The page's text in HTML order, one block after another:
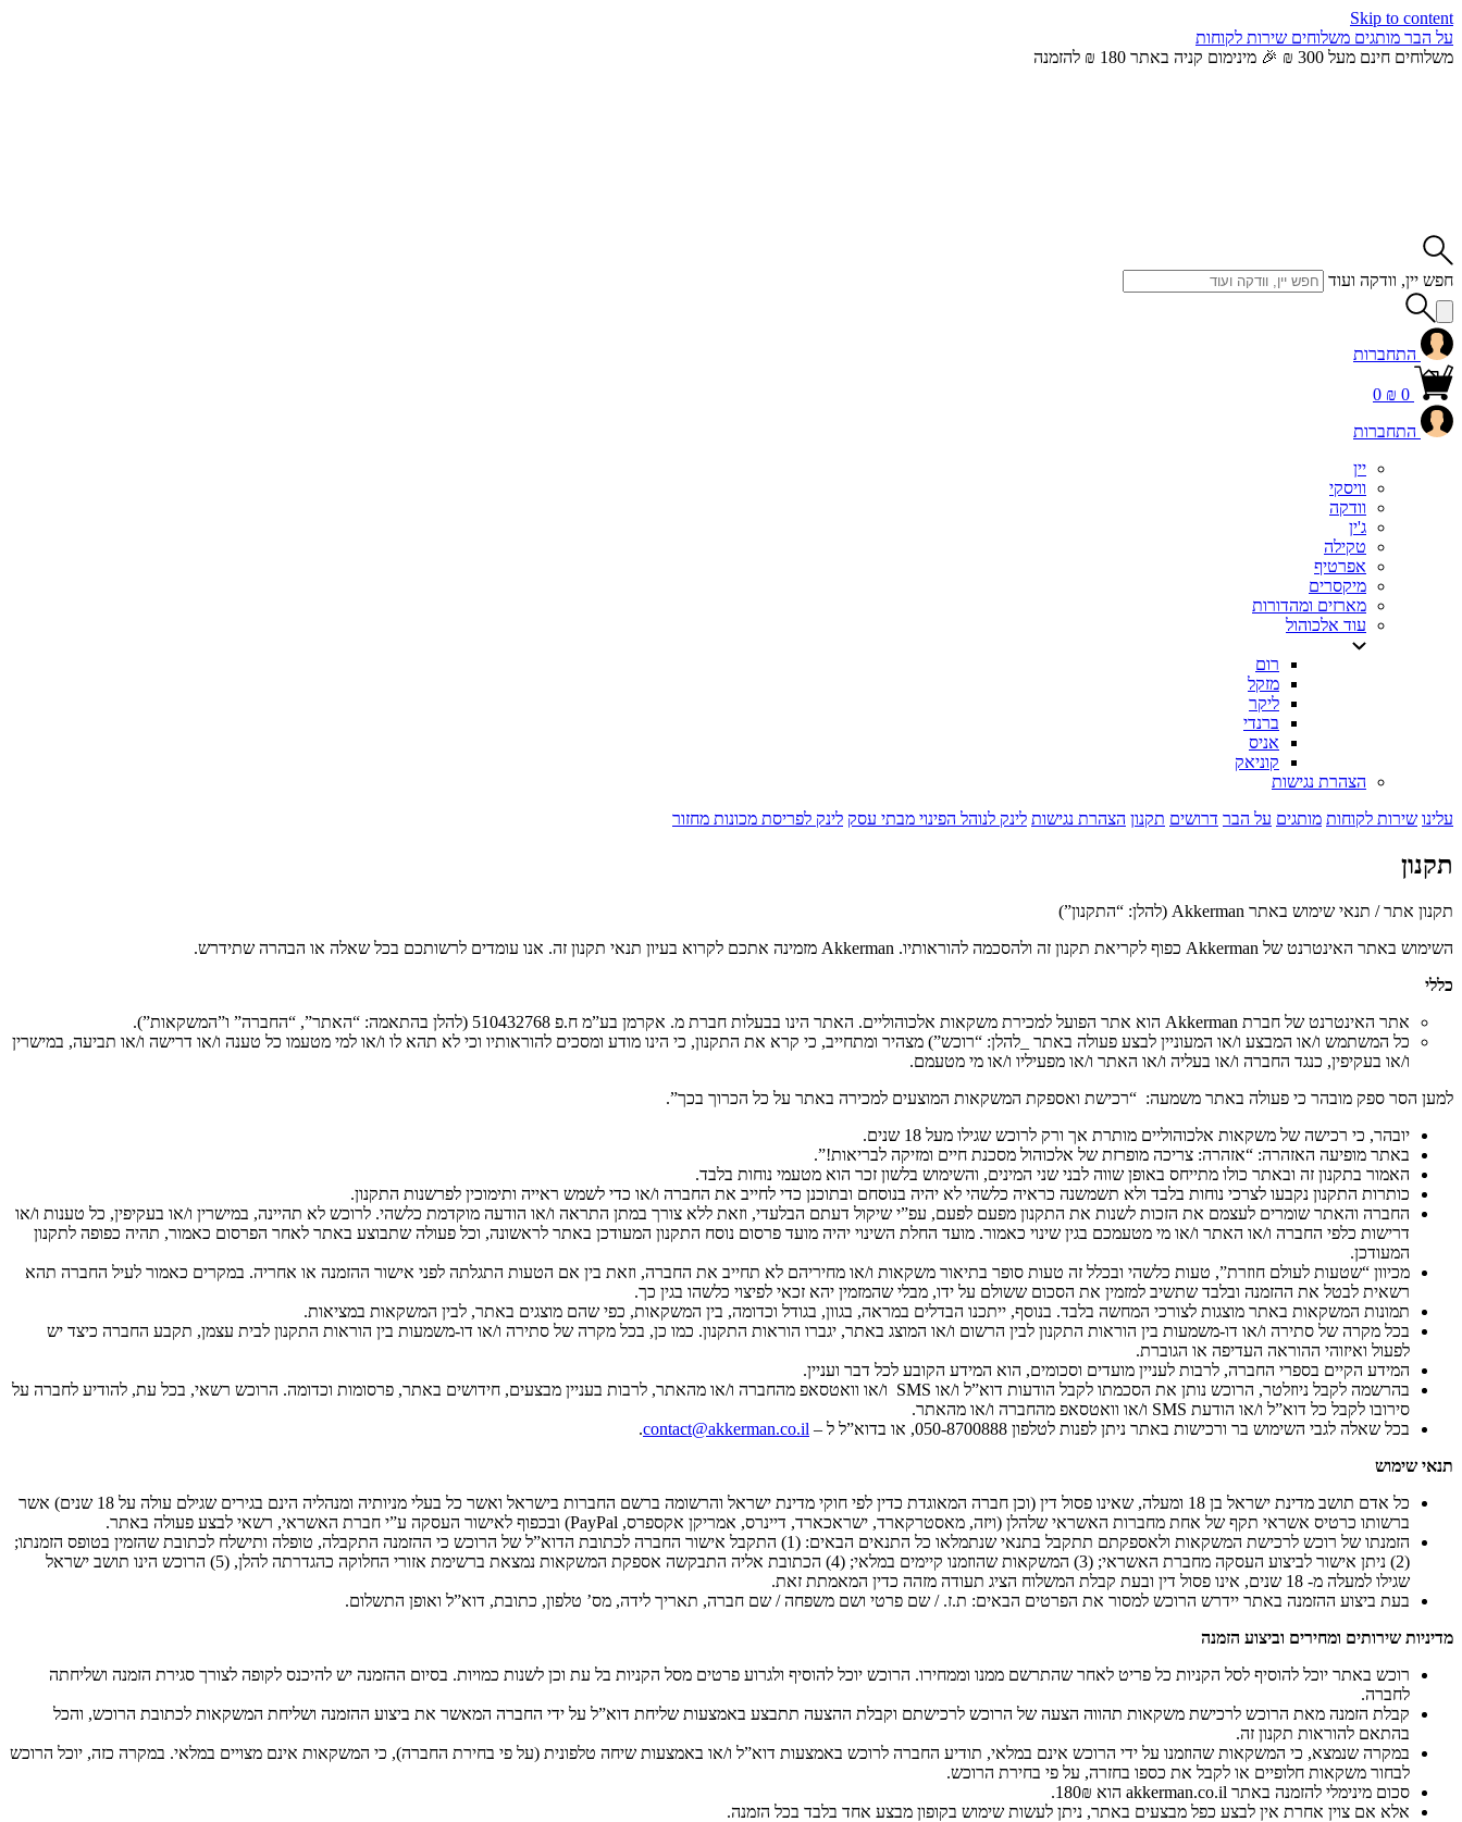
Skip to content
על הבר מותגים משלוחים שירות לקוחות
משלוחים חינם מעל 300 ₪ 🎉 מינימום קניה באתר 180 ₪ להזמנה
חפש יין, וודקה ועוד
התחברות
0
0 ₪
התחברות
יין
וויסקי
וודקה
ג'ין
טקילה
אפרטיף
מיקסרים
מארזים ומהדורות
עוד אלכוהול
רום
מזקל
ליקר
ברנדי
אניס
קוניאק
הצהרת נגישות
עלינו שירות לקוחות מותגים על הבר דרושים תקנון הצהרת נגישות לינק לנוהל הפינוי מבתי עסק לינק לפריסת מכונות מחזור
תקנון
תקנון אתר / תנאי שימוש באתר Akkerman (להלן: “התקנון”)
השימוש באתר האינטרנט של Akkerman כפוף לקריאת תקנון זה ולהסכמה להוראותיו. Akkerman מזמינה אתכם לקרוא בעיון תנאי תקנון זה. אנו עומדים לרשותכם בכל שאלה או הבהרה שתידרש.
כללי
אתר האינטרנט של חברת Akkerman הוא אתר הפועל למכירת משקאות אלכוהוליים. האתר הינו בבעלות חברת מ. אקרמן בע”מ ח.פ 510432768 (להלן בהתאמה: “האתר”, “החברה” ו”המשקאות”).
כל המשתמש ו/או המבצע ו/או המעוניין לבצע פעולה באתר _להלן: “רוכש”) מצהיר ומתחייב, כי קרא את התקנון, כי הינו מודע ומסכים להוראותיו וכי לא תהא לו ו/או למי מטעמו כל טענה ו/או דרישה ו/או תביעה, במישרין
ו/או בעקיפין, כנגד החברה ו/או בעליה ו/או האתר ו/או מפעיליו ו/או מי מטעמם.
למען הסר ספק מובהר כי פעולה באתר משמעה: “רכישת ואספקת המשקאות המוצעים למכירה באתר על כל הכרוך בכך”.
יובהר, כי רכישה של משקאות אלכוהוליים מותרת אך ורק לרוכש שגילו מעל 18 שנים.
באתר מופיעה האזהרה: “אזהרה: צריכה מופרזת של אלכוהול מסכנת חיים ומזיקה לבריאות!”.
האמור בתקנון זה ובאתר כולו מתייחס באופן שווה לבני שני המינים, והשימוש בלשון זכר הוא מטעמי נוחות בלבד.
כותרות התקנון נקבעו לצרכי נוחות בלבד ולא תשמשנה כראיה כלשהי לא יהיה בנוסחם ובתוכנן כדי לחייב את החברה ו/או כדי לשמש ראייה ותימוכין לפרשנות התקנון.
החברה והאתר שומרים לעצמם את הזכות לשנות את התקנון מפעם לפעם, עפ”י שיקול דעתם הבלעדי, וזאת ללא צורך במתן התראה ו/או הודעה מוקדמת כלשהי. לרוכש לא תהיינה, במישרין ו/או בעקיפין, כל טענות ו/או
דרישות כלפי החברה ו/או האתר ו/או מי מטעמכם בגין שינוי כאמור. מועד החלת השינוי יהיה מועד פרסום נוסח התקנון המעודכן באתר לראשונה, וכל פעולה שתבוצע באתר לאחר הפרסום כאמור, תהיה כפופה לתקנון
המעודכן.
מכיוון “שטעות לעולם חוזרת”, טעות כלשהי ובכלל זה טעות סופר בתיאור משקאות ו/או מחיריהם לא תחייב את החברה, וזאת בין אם הטעות התגלתה לפני אישור ההזמנה או אחריה. במקרים כאמור לעיל החברה תהא
רשאית לבטל את ההזמנה ובלבד שתשיב למזמין את הסכום ששולם על ידו, מבלי שהמזמין יהא זכאי לפיצוי כלשהו בגין כך.
תמונות המשקאות באתר מוצגות לצורכי המחשה בלבד. בנוסף, ייתכנו הבדלים במראה, בגוון, בגודל וכדומה, בין המשקאות, כפי שהם מוצגים באתר, לבין המשקאות במציאות.
בכל מקרה של סתירה ו/או דו-משמעות בין הוראות התקנון לבין הרשום ו/או המוצג באתר, יגברו הוראות התקנון. כמו כן, בכל מקרה של סתירה ו/או דו-משמעות בין הוראות התקנון לבית עצמן, תקבע החברה כיצד יש
לפעול ואיזוהי ההוראה העדיפה או הגוברת.
המידע הקיים בספרי החברה, לרבות לעניין מועדים וסכומים, הוא המידע הקובע לכל דבר ועניין.
בהרשמה לקבל ניוזלטר, הרוכש נותן את הסכמתו לקבל הודעות דוא”ל ו/או SMS ו/או וואטסאפ מהחברה ו/או מהאתר, לרבות בעניין מבצעים, חידושים באתר, פרסומות וכדומה. הרוכש רשאי, בכל עת, להודיע לחברה על
סירובו לקבל כל דוא”ל ו/או הודעת SMS ו/או וואטסאפ מהחברה ו/או מהאתר.
בכל שאלה לגבי השימוש בר ורכישות באתר ניתן לפנות לטלפון 050-8700888, או בדוא”ל ל –
contact@akkerman.co.il
.
תנאי שימוש
כל אדם תושב מדינת ישראל בן 18 ומעלה, שאינו פסול דין (וכן חברה המאוגדת כדין לפי חוקי מדינת ישראל והרשומה ברשם החברות בישראל ואשר כל בעלי מניותיה ומנהליה הינם בגירים שגילם עולה על 18 שנים) אשר
ברשותו כרטיס אשראי תקף של אחת מחברות האשראי שלהלן (ויזה, מאסטרקארד, ישראכארד, דיינרס, אמריקן אקספרס, PayPal) ובכפוף לאישור העסקה ע”י חברת האשראי, רשאי לבצע פעולה באתר.
הזמנתו של רוכש לרכישת המשקאות ולאספקתם תתקבל בתנאי שנתמלאו כל התנאים הבאים: (1) התקבל אישור החברה לכתובת הדוא”ל של הרוכש כי ההזמנה התקבלה, טופלה ותישלח לכתובת שהזמין בטופס הזמנתו;
(2) ניתן אישור לביצוע העסקה מחברת האשראי; (3) המשקאות שהוזמנו קיימים במלאי; (4) הכתובת אליה התבקשה אספקת המשקאות נמצאת ברשימת אזורי החלוקה כהגדרתה להלן, (5) הרוכש הינו תושב ישראל
שגילו למעלה מ- 18 שנים, אינו פסול דין ובעת קבלת המשלוח הציג תעודה מזהה כדין המאמתת זאת.
בעת ביצוע ההזמנה באתר יידרש הרוכש למסור את הפרטים הבאים: ת.ז. / שם פרטי ושם משפחה / שם חברה, תאריך לידה, מס’ טלפון, כתובת, דוא”ל ואופן התשלום.
מדיניות שירותים ומחירים וביצוע הזמנה
רוכש באתר יוכל להוסיף לסל הקניות כל פריט לאחר שהתרשם ממנו וממחירו. הרוכש יוכל להוסיף ולגרוע פרטים מסל הקניות בל עת וכן לשנות כמויות. בסיום ההזמנה יש להיכנס לקופה לצורך סגירת הזמנה ושליחתה
לחברה.
קבלת הזמנה מאת הרוכש לרכישת משקאות תהווה הצעה של הרוכש לרכישתם וקבלת ההצעה תתבצע באמצעות שליחת דוא”ל על ידי החברה המאשר את ביצוע ההזמנה ושליחת המשקאות לכתובת הרוכש, והכל
בהתאם להוראות תקנון זה.
במקרה שנמצא, כי המשקאות שהוזמנו על ידי הרוכש אינם במלאי, תודיע החברה לרוכש באמצעות דוא”ל ו/או באמצעות שיחה טלפונית (על פי בחירת החברה), כי המשקאות אינם מצויים במלאי. במקרה כזה, יוכל הרוכש
לבחור משקאות חלופיים או לקבל את כספו בחזרה, על פי בחירת הרוכש.
סכום מינימלי להזמנה באתר akkerman.co.il הוא 180₪.
אלא אם צוין אחרת אין לבצע כפל מבצעים באתר, ניתן לעשות שימוש בקופון מבצע אחד בלבד בכל הזמנה.